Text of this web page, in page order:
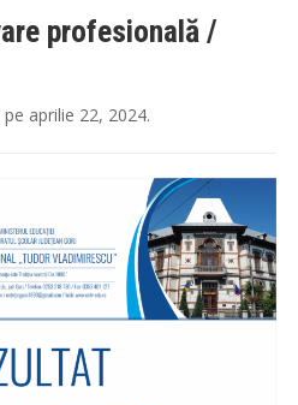
profesională /
pe aprilie 22, 2024.